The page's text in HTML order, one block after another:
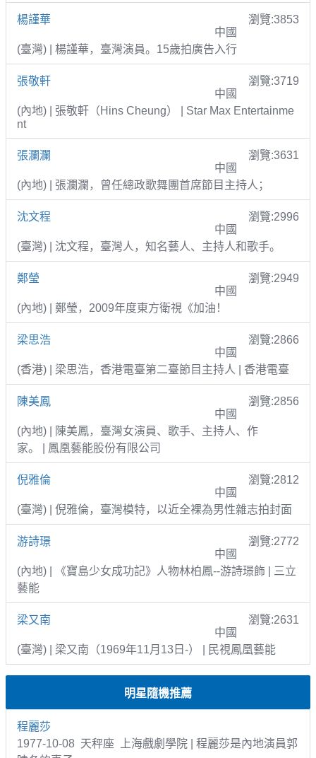
楊謹華
瀏覽:3853
中國
(臺灣) | 楊謹華，臺灣演員。15歲拍廣告入行
張敬軒
瀏覽:3719
中國
(內地) | 張敬軒（Hins Cheung） | Star Max Entertainme
nt
張瀾瀾
瀏覽:3631
中國
(內地) | 張瀾瀾，曾任總政歌舞團首席節目主持人；
沈文程
瀏覽:2996
中國
(臺灣) | 沈文程，臺灣人，知名藝人、主持人和歌手。
鄭瑩
瀏覽:2949
中國
(內地) | 鄭瑩，2009年度東方衛視《加油！
梁思浩
瀏覽:2866
中國
(香港) | 梁思浩，香港電臺第二臺節目主持人 | 香港電臺
陳美鳳
瀏覽:2856
中國
(內地) | 陳美鳳，臺灣女演員、歌手、主持人、作
家。 | 鳳凰藝能股份有限公司
倪雅倫
瀏覽:2812
中國
(臺灣) | 倪雅倫，臺灣模特，以近全裸為男性雜志拍封面
游詩璟
瀏覽:2772
中國
(內地) | 《寶島少女成功記》人物林柏鳳--游詩璟飾 | 三立
藝能
梁又南
瀏覽:2631
中國
(臺灣) | 梁又南（1969年11月13日-） | 民視鳳凰藝能
明星隨機推薦
程麗莎
1977-10-08 天秤座 上海戲劇學院 | 程麗莎是內地演員郭